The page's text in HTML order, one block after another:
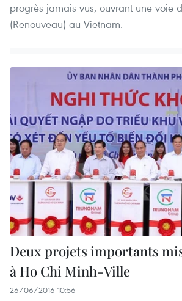
progrès jamais vus, ouvrant une voie
(Renouveau) au Vietnam.
Deux projets importants
à Ho Chi Minh-Ville
26/06/2016 10:56